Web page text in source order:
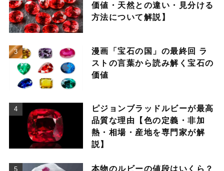
価値・天然との違い・見分ける
方法について解説】
漫画「宝石の国」の最終回 ラ
ストの言葉から読み解く宝石の
価値
ピジョンブラッドルビーが最高
品質な理由【色の定義・非加
熱・相場・産地を専門家が解
説】
本物のルビーの値段はいくら？